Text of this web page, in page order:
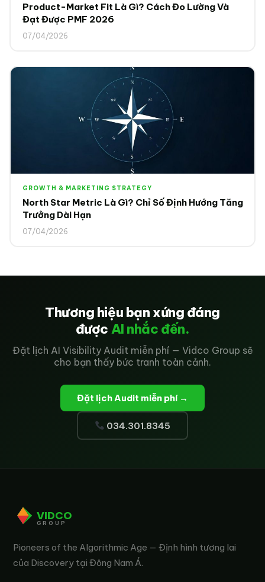
Product-Market Fit Là Gì? Cách Đo Lường Và
Đạt Được PMF 2026
07/04/2026
GROWTH & MARKETING STRATEGY
North Star Metric Là Gì? Chỉ Số Định Hướng Tăng
Trưởng Dài Hạn
07/04/2026
Thương hiệu bạn xứng đáng
được AI nhắc đến.
Đặt lịch AI Visibility Audit miễn phí — Vidco Group sẽ
cho bạn thấy bức tranh toàn cảnh.
Đặt lịch Audit miễn phí →
034.301.8345
VIDCO
GROUP
Pioneers of the Algorithmic Age — Định hình tương lai
của Discovery tại Đông Nam Á.